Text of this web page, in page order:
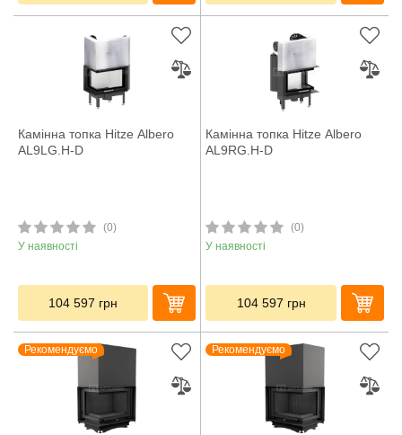
Камінна топка Hitze Albero
AL9LG.H-D
(0)
У наявності
104 597 грн
Камінна топка Hitze Albero
AL9RG.H-D
(0)
У наявності
104 597 грн
Рекомендуємо Рекомендуємо